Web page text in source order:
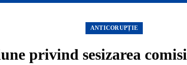
ANTICORUPȚIE
privind sesizarea